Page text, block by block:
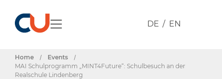
DE EN
Home / Events
/
MAI Schulprogramm „MINT4Future“: Schulbesuch an der
Realschule Lindenberg